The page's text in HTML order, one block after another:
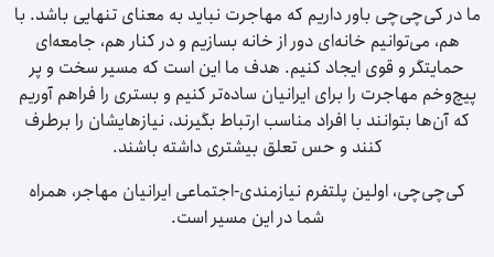
ما در کی‌چی‌چی باور داریم که مهاجرت نباید به معنای تنهایی باشد. با
هم، می‌توانیم خانه‌ای دور از خانه بسازیم و در کنار هم، جامعه‌ای
حمایتگر و قوی ایجاد کنیم. هدف ما این است که مسیر سخت و پر
پیچ‌وخم مهاجرت را برای ایرانیان ساده‌تر کنیم و بستری را فراهم آوریم
که آن‌ها بتوانند با افراد مناسب ارتباط بگیرند، نیازهایشان را برطرف
کنند و حس تعلق بیشتری داشته باشند.
کی‌چی‌چی، اولین پلتفرم نیازمندی-اجتماعی ایرانیان مهاجر، همراه
شما در این مسیر است.